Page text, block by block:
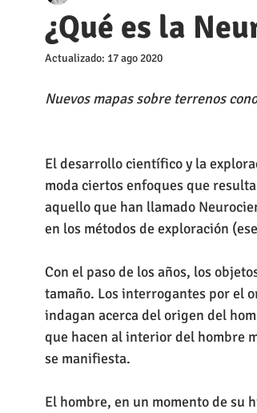
¿Qué es la
Actualizado: 17 ago 2020
Nuevos mapas sobre terrenos
El desarrollo científico y la
moda ciertos enfoques que
aquello que han llamado
en los métodos de exploración
Con el paso de los años, los
tamaño. Los interrogantes por el
indagan acerca del origen del
que hacen al interior del hombre
se manifiesta.
El hombre, en un momento de su